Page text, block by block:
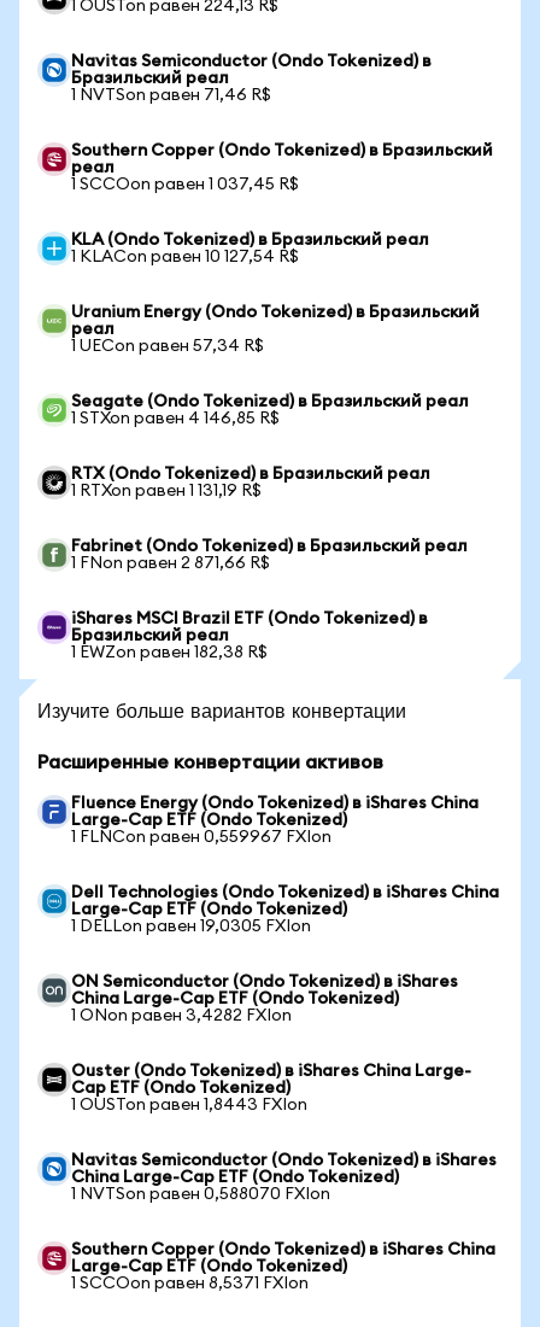
1 OUSTon равен 224,13 R$
Navitas Semiconductor (Ondo Tokenized) в
Бразильский реал
1 NVTSon равен 71,46 R$
Southern Copper (Ondo Tokenized) в Бразильский
реал
1 SCCOon равен 1 037,45 R$
KLA (Ondo Tokenized) в Бразильский реал
1 KLACon равен 10 127,54 R$
Uranium Energy (Ondo Tokenized) в Бразильский
реал
1 UECon равен 57,34 R$
Seagate (Ondo Tokenized) в Бразильский реал
1 STXon равен 4 146,85 R$
RTX (Ondo Tokenized) в Бразильский реал
1 RTXon равен 1 131,19 R$
Fabrinet (Ondo Tokenized) в Бразильский реал
1 FNon равен 2 871,66 R$
iShares MSCI Brazil ETF (Ondo Tokenized) в
Бразильский реал
1 EWZon равен 182,38 R$
Изучите больше вариантов конвертации
Расширенные конвертации активов
Fluence Energy (Ondo Tokenized) в iShares China
Large-Cap ETF (Ondo Tokenized)
1 FLNCon равен 0,559967 FXIon
Dell Technologies (Ondo Tokenized) в iShares China
Large-Cap ETF (Ondo Tokenized)
1 DELLon равен 19,0305 FXIon
ON Semiconductor (Ondo Tokenized) в iShares
China Large-Cap ETF (Ondo Tokenized)
1 ONon равен 3,4282 FXIon
Ouster (Ondo Tokenized) в iShares China Large-
Cap ETF (Ondo Tokenized)
1 OUSTon равен 1,8443 FXIon
Navitas Semiconductor (Ondo Tokenized) в iShares
China Large-Cap ETF (Ondo Tokenized)
1 NVTSon равен 0,588070 FXIon
Southern Copper (Ondo Tokenized) в iShares China
Large-Cap ETF (Ondo Tokenized)
1 SCCOon равен 8,5371 FXIon